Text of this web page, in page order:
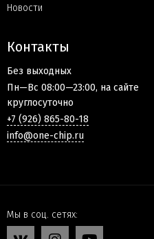
Новости
Контакты
Без выходных
Пн—Вс 08:00—23:00, на сайте
круглосуточно
+7 (926) 865-80-18
info@one-chip.ru
Мы в соц. сетях